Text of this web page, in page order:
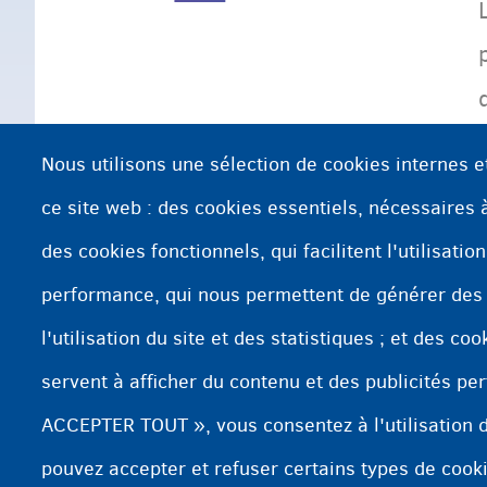
Nous utilisons une sélection de cookies internes
ce site web : des cookies essentiels,
des cookies fonctionnels, qui facilitent
performance, qui nous permettent de générer
l'utilisation du site et des statistiques ; et des
servent à afficher du contenu et des publicités
ACCEPTER TOUT », vous consentez à l'utilisation
pouvez accepter et refuser certains types de